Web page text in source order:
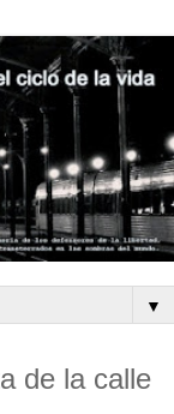
▼
de la calle